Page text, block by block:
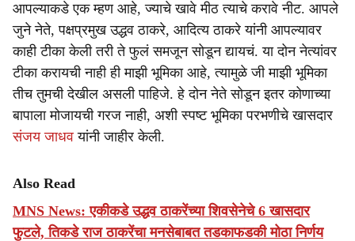
r
e
आपल्याकडे एक म्हण आहे, ज्याचे खावे मीठ त्याचे करावे नीट. आपले
जुने नेते, पक्षप्रमुख उद्धव ठाकरे, आदित्य ठाकरे यांनी आपल्यावर
काही टीका केली तरी ते फुलं समजून सोडून द्यायचं. या दोन नेत्यांवर
टीका करायची नाही ही माझी भूमिका आहे, त्यामुळे जी माझी भूमिका
तीच तुमची देखील असली पाहिजे. हे दोन नेते सोडून इतर कोणाच्या
बापाला मोजायची गरज नाही, अशी स्पष्ट भूमिका परभणीचे खासदार
संजय जाधव यांनी जाहीर केली.
Also Read
MNS News: एकीकडे उद्धव ठाकरेंच्या शिवसेनेचे 6 खासदार
फुटले, तिकडे राज ठाकरेंचा मनसेबाबत तडकाफडकी मोठा निर्णय